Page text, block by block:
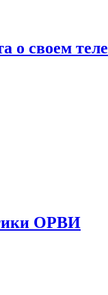
о своем теле
ОРВИ